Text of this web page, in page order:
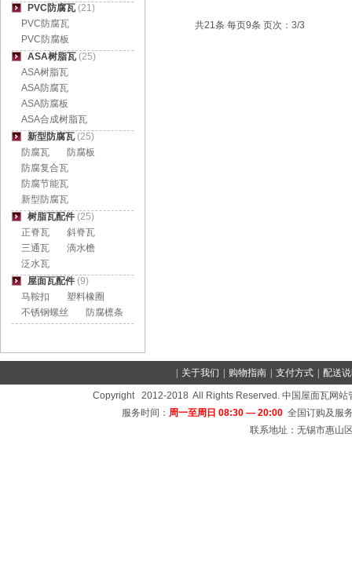
共21条 每页9条 页次：3/3
PVC防腐瓦 (21)
PVC防腐瓦
PVC防腐板
ASA树脂瓦 (25)
ASA树脂瓦
ASA防腐瓦
ASA防腐板
ASA合成树脂瓦
新型防腐瓦 (25)
防腐瓦
防腐板
防腐复合瓦
防腐节能瓦
新型防腐瓦
树脂瓦配件 (25)
正脊瓦
斜脊瓦
三通瓦
滴水檐
泛水瓦
屋面瓦配件 (9)
马鞍扣
塑料橡圈
不锈钢螺丝
防腐檩条
Copyright 2012-2018 All Rights Reserved. 中国屋面瓦网
服务时间： 周一至周日 08:30 — 20:00全国订购及服
联系地址：无锡市惠
关于我们 购物指南 支付方式 配送